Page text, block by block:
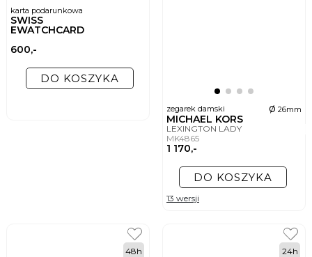
karta podarunkowa
SWISS
EWATCHCARD
600,-
DO KOSZYKA
zegarek damski ø 26mm
MICHAEL KORS
LEXINGTON LADY
MK4865
1 170,-
DO KOSZYKA
13 wersji
48h 24h